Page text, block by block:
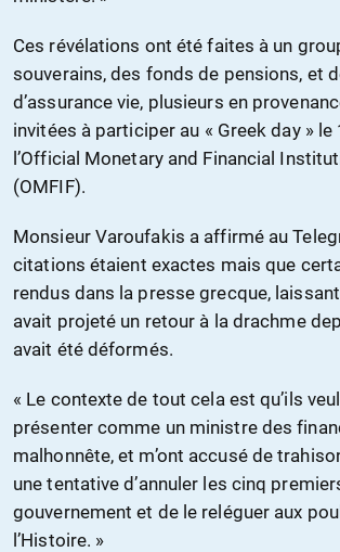
Ces révélations ont été faites à un
souverains, des fonds de pensions, et
d’assurance vie, plusieurs en
invitées à participer au « Greek day »
l’Official Monetary and Financial
(OMFIF).
Monsieur Varoufakis a affirmé au
citations étaient exactes mais que
rendus dans la presse grecque, laissant
avait projeté un retour à la drachme
avait été déformés.
« Le contexte de tout cela est qu’ils
présenter comme un ministre des
malhonnête, et m’ont accusé de
une tentative d’annuler les cinq
gouvernement et de le reléguer aux
l’Histoire. »